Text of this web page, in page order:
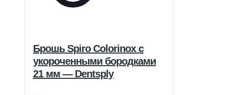
Брошь Spiro Colorinox с
укороченными бородками
21 мм — Dentsply